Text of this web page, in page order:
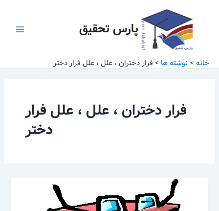
پارس تحقیق
خانه نوشته ها فرار دختران ، علل ، علل فرار دختر
فرار دختران ، علل ، علل فرار
دختر